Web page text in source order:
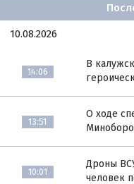
10.08.2026
14:06
В
13:51
О ходе
10:01
Дроны
человек